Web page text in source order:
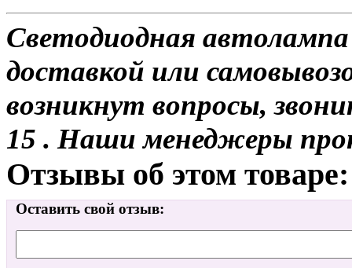
Светодиодная
доставкой или
возникнут вопросы,
15 . Наши менеджеры
Отзывы об этом товаре:
Оставить свой отзыв: